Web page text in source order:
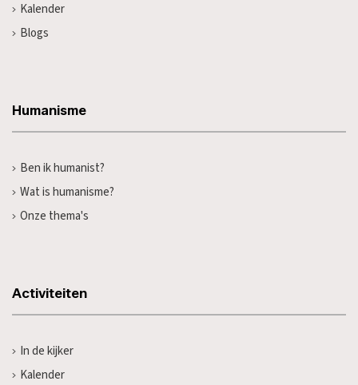
Kalender
Blogs
Humanisme
Ben ik humanist?
Wat is humanisme?
Onze thema's
Activiteiten
In de kijker
Kalender